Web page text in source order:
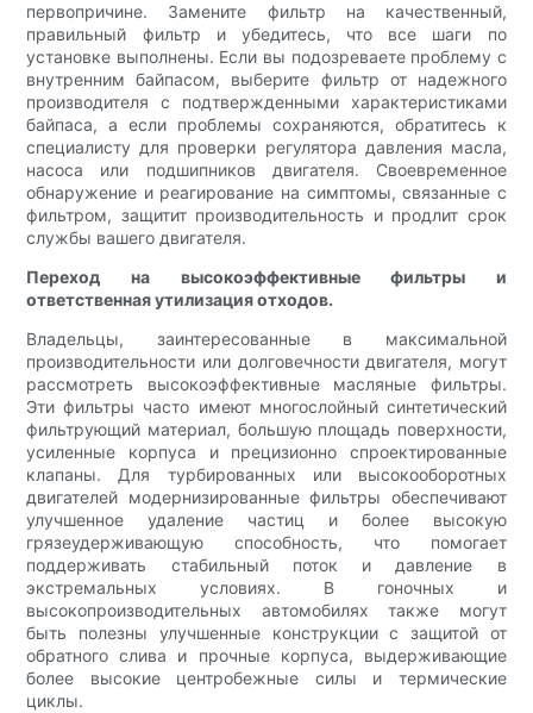
первопричине. Замените фильтр на качественный,
правильный фильтр и убедитесь, что все шаги по
установке выполнены. Если вы подозреваете проблему с
внутренним байпасом, выберите фильтр от надежного
производителя с подтвержденными характеристиками
байпаса, а если проблемы сохраняются, обратитесь к
специалисту для проверки регулятора давления масла,
насоса или подшипников двигателя. Своевременное
обнаружение и реагирование на симптомы, связанные с
фильтром, защитит производительность и продлит срок
службы вашего двигателя.
Переход на высокоэффективные фильтры и
ответственная утилизация отходов.
Владельцы, заинтересованные в максимальной
производительности или долговечности двигателя, могут
рассмотреть высокоэффективные масляные фильтры.
Эти фильтры часто имеют многослойный синтетический
фильтрующий материал, большую площадь поверхности,
усиленные корпуса и прецизионно спроектированные
клапаны. Для турбированных или высокооборотных
двигателей модернизированные фильтры обеспечивают
улучшенное удаление частиц и более высокую
грязеудерживающую способность, что помогает
поддерживать стабильный поток и давление в
экстремальных условиях. В гоночных и
высокопроизводительных автомобилях также могут
быть полезны улучшенные конструкции с защитой от
обратного слива и прочные корпуса, выдерживающие
более высокие центробежные силы и термические
циклы.